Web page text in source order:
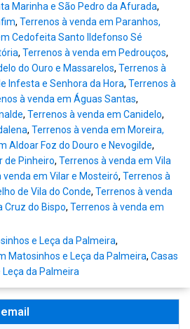
Marinha e São Pedro da Afurada,
, Terrenos à venda em Paranhos,
Cedofeita Santo Ildefonso Sé
, Terrenos à venda em Pedrouços,
do Ouro e Massarelos, Terrenos à
Infesta e Senhora da Hora, Terrenos à
à venda em Águas Santas,
, Terrenos à venda em Canidelo,
, Terrenos à venda em Moreira,
Aldoar Foz do Douro e Nevogilde,
de Pinheiro, Terrenos à venda em Vila
venda em Vilar e Mosteiró, Terrenos à
de Vila do Conde, Terrenos à venda
Cruz do Bispo, Terrenos à venda em
e Leça da Palmeira,
Matosinhos e Leça da Palmeira, Casas
da Palmeira